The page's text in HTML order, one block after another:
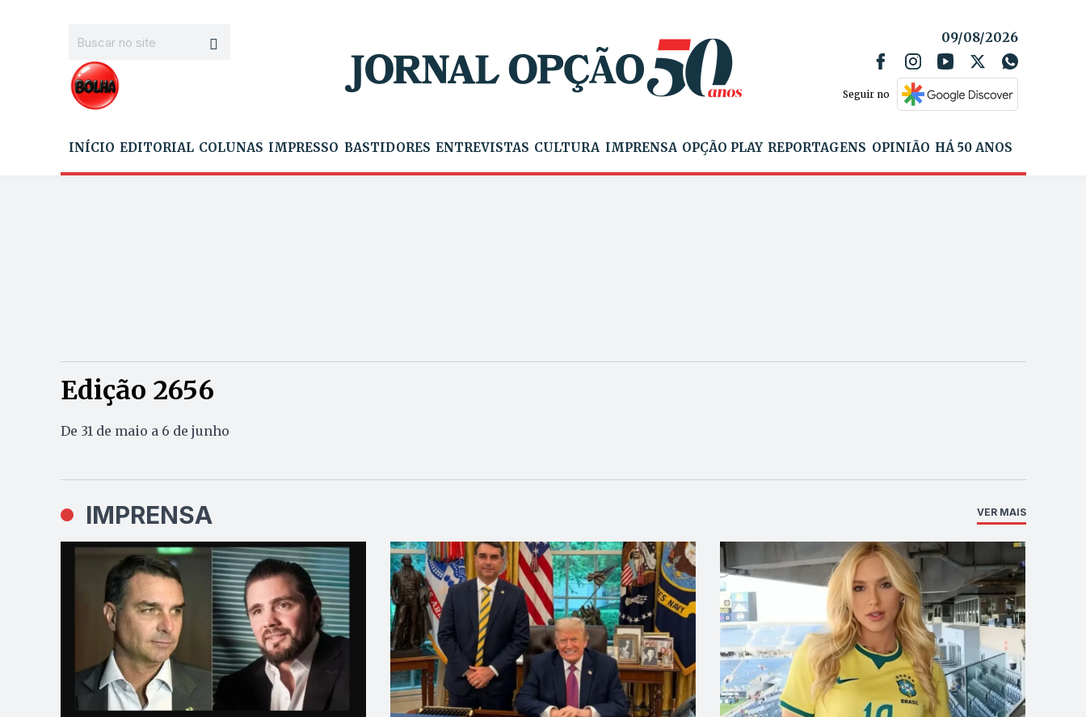
09/08/2026
Seguir no
INÍCIO EDITORIAL COLUNAS IMPRESSO BASTIDORES ENTREVISTAS CULTURA IMPRENSA OPÇÃO PLAY REPORTAGENS OPINIÃO HÁ 50 ANOS
Edição 2656
De 31 de maio a 6 de junho
IMPRENSA VER MAIS